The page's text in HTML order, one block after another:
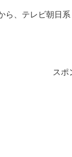
ら、テレビ朝日
スポ